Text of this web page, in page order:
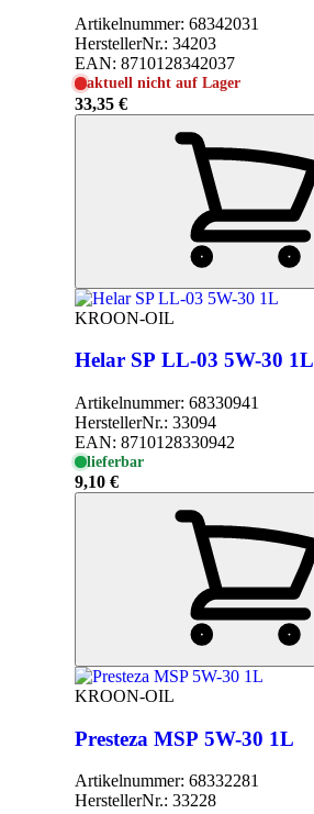
Artikelnummer: 68342031
HerstellerNr.: 34203
EAN: 8710128342037
aktuell nicht auf Lager
33,35 €
KROON-OIL
Helar SP LL-03 5W-30 1L
Artikelnummer: 68330941
HerstellerNr.: 33094
EAN: 8710128330942
lieferbar
9,10 €
KROON-OIL
Presteza MSP 5W-30 1L
Artikelnummer: 68332281
HerstellerNr.: 33228